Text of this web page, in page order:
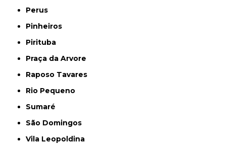
Perus
Pinheiros
Pirituba
Praça da Arvore
Raposo Tavares
Rio Pequeno
Sumaré
São Domingos
Vila Leopoldina